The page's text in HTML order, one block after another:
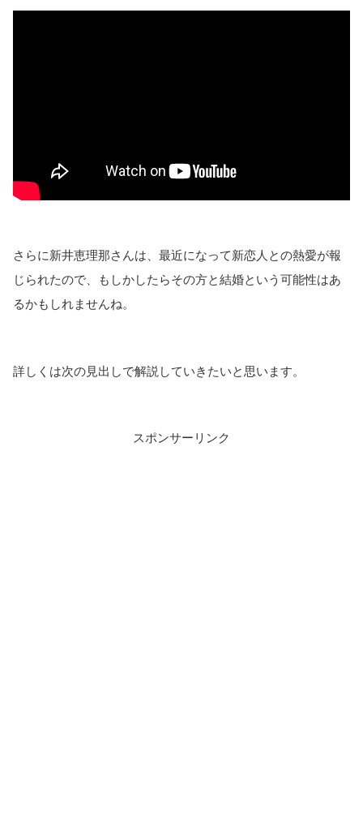
さらに新井恵理那さんは、最近になって新恋人との熱愛が報
じられたので、もしかしたらその方と結婚という可能性はあ
るかもしれませんね。
詳しくは次の見出しで解説していきたいと思います。
スポンサーリンク